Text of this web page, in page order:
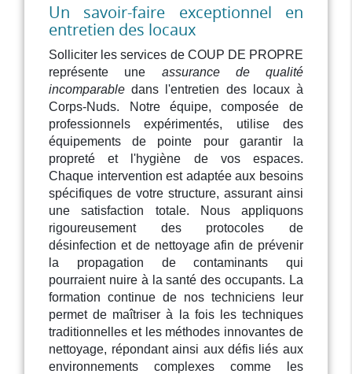
Un savoir-faire exceptionnel en
entretien des locaux
Solliciter les services de COUP DE PROPRE
représente une assurance de qualité
incomparable dans l'entretien des locaux à
Corps-Nuds. Notre équipe, composée de
professionnels expérimentés, utilise des
équipements de pointe pour garantir la
propreté et l'hygiène de vos espaces.
Chaque intervention est adaptée aux besoins
spécifiques de votre structure, assurant ainsi
une satisfaction totale. Nous appliquons
rigoureusement des protocoles de
désinfection et de nettoyage afin de prévenir
la propagation de contaminants qui
pourraient nuire à la santé des occupants. La
formation continue de nos techniciens leur
permet de maîtriser à la fois les techniques
traditionnelles et les méthodes innovantes de
nettoyage, répondant ainsi aux défis liés aux
environnements complexes comme les